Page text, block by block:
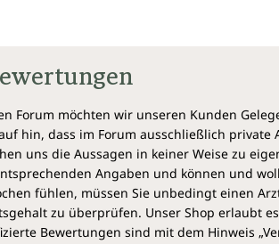
Forum möchten wir unseren Kunden
hin, dass im Forum ausschließlich
uns die Aussagen in keiner Weise zu
Angaben und können und
fühlen, müssen Sie unbedingt einen
zu überprüfen. Unser Shop erlaubt
Bewertungen sind mit dem Hinweis